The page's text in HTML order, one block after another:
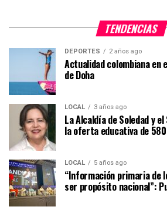
TENDENCIAS
DEPORTES 2 años ago
Actualidad colombiana en
de Doha
LOCAL 3 años ago
La Alcaldía de Soledad y
la oferta educativa de
LOCAL 5 años ago
“Información primaria de
ser propósito nacional”: